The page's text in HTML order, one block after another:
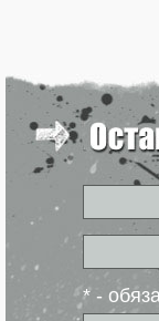
* -